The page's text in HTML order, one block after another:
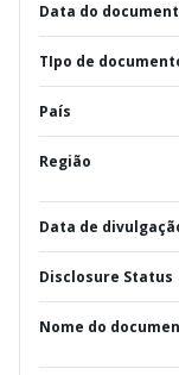
Data do
TIpo de
País
Região
Data de
Disclosure Status
Nome do